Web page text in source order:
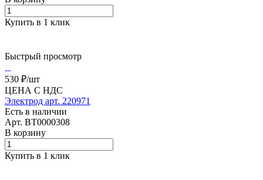
Купить в 1 клик
Быстрый просмотр
530 ₽/шт
ЦЕНА С НДС
Электрод арт. 220971
Есть в наличии
Арт. BT0000308
В корзину
Купить в 1 клик